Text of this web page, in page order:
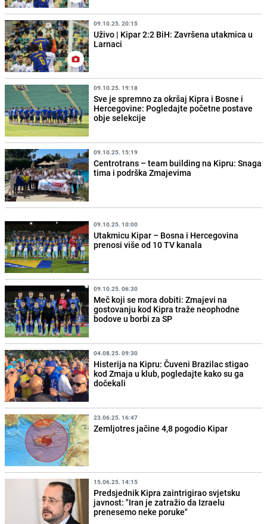
09.10.25. 20:15
Uživo | Kipar 2:2 BiH: Završena utakmica u
Larnaci
09.10.25. 19:18
Sve je spremno za okršaj Kipra i Bosne i
Hercegovine: Pogledajte početne postave
obje selekcije
09.10.25. 15:19
Centrotrans – team building na Kipru: Snaga
tima i podrška Zmajevima
09.10.25. 10:00
Utakmicu Kipar – Bosna i Hercegovina
prenosi više od 10 TV kanala
09.10.25. 06:30
Meč koji se mora dobiti: Zmajevi na
gostovanju kod Kipra traže neophodne
bodove u borbi za SP
04.08.25. 09:30
Histerija na Kipru: Čuveni Brazilac stigao
kod Zmaja u klub, pogledajte kako su ga
dočekali
23.06.25. 16:47
Zemljotres jačine 4,8 pogodio Kipar
15.06.25. 14:15
Predsjednik Kipra zaintrigirao svjetsku
javnost: "Iran je zatražio da Izraelu
prenesemo neke poruke"